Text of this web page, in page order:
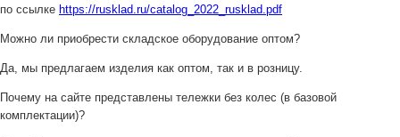
по ссылке https://rusklad.ru/catalog_2022_rusklad.pdf
Можно ли приобрести складское оборудование оптом?
Да, мы предлагаем изделия как оптом, так и в розницу.
Почему на сайте представлены тележки без колес (в базовой
комплектации)?